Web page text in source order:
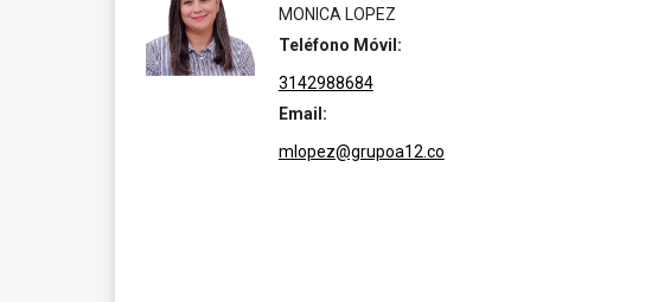
MONICA LOPEZ
Teléfono Móvil:
3142988684
Email:
mlopez@grupoa12.co